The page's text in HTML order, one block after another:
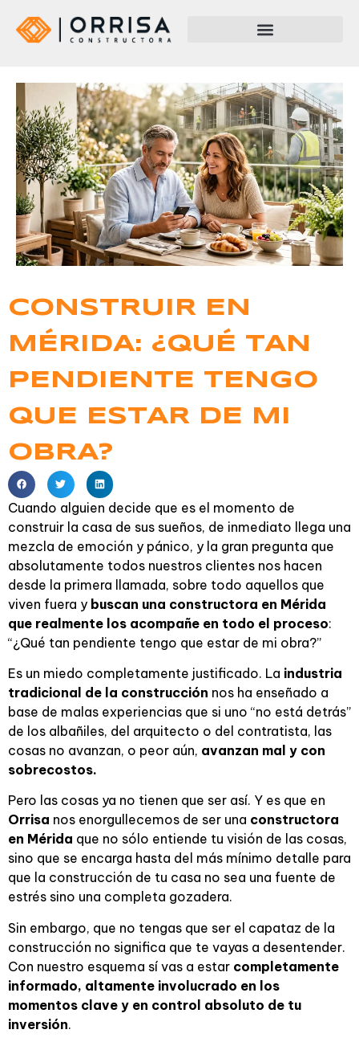
CONSTRUIR EN
MÉRIDA: ¿QUÉ TAN
PENDIENTE TENGO
QUE ESTAR DE MI
OBRA?
Cuando alguien decide que es el momento de
construir la casa de sus sueños, de inmediato llega una
mezcla de emoción y pánico, y la gran pregunta que
absolutamente todos nuestros clientes nos hacen
desde la primera llamada, sobre todo aquellos que
viven fuera y buscan una constructora en Mérida
que realmente los acompañe en todo el proceso:
“¿Qué tan pendiente tengo que estar de mi obra?”
Es un miedo completamente justificado. La industria
tradicional de la construcción nos ha enseñado a
base de malas experiencias que si uno “no está detrás”
de los albañiles, del arquitecto o del contratista, las
cosas no avanzan, o peor aún, avanzan mal y con
sobrecostos.
Pero las cosas ya no tienen que ser así. Y es que en
Orrisa nos enorgullecemos de ser una constructora
en Mérida que no sólo entiende tu visión de las cosas,
sino que se encarga hasta del más mínimo detalle para
que la construcción de tu casa no sea una fuente de
estrés sino una completa gozadera.
Sin embargo, que no tengas que ser el capataz de la
construcción no significa que te vayas a desentender.
Con nuestro esquema sí vas a estar completamente
informado, altamente involucrado en los
momentos clave y en control absoluto de tu
inversión.